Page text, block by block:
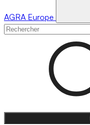
AGRA Europe